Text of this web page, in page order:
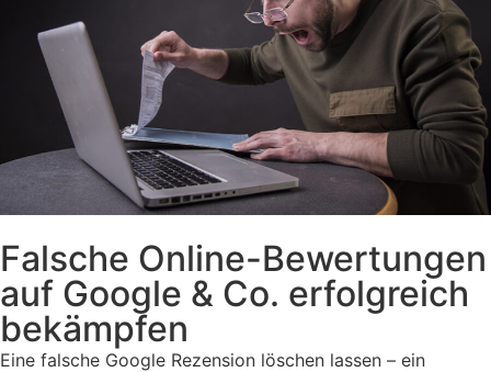
Falsche Online-Bewertungen
auf Google & Co. erfolgreich
bekämpfen
Eine falsche Google Rezension löschen lassen – ein